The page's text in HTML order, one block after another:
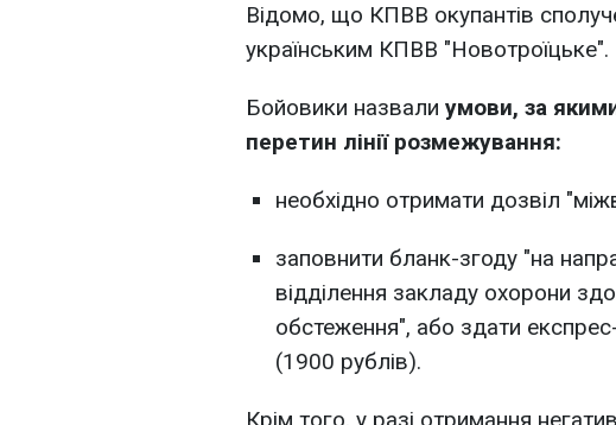
Відомо, що КПВВ окупантів
українським КПВВ "Новотроїцьке".
Бойовики назвали умови, за
перетин лінії розмежування:
необхідно отримати дозвіл
заповнити бланк-згоду "на
відділення закладу охорони
обстеження", або здати
(1900 рублів).